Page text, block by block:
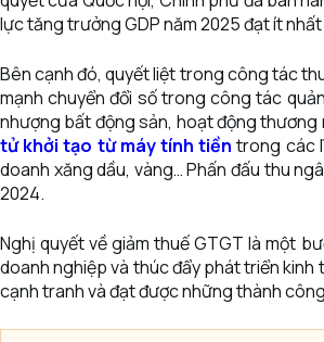
lực tăng trưởng GDP năm 2025 đạt ít nhất
Bên cạnh đó, quyết liệt trong công tác
mạnh chuyển đổi số trong công tác
nhượng bất động sản, hoạt động thương
tử khởi tạo từ máy tính tiền trong các
doanh xăng dầu, vàng… Phấn đấu thu
2024.
Nghị quyết về giảm thuế GTGT là một
doanh nghiệp và thúc đẩy phát triển
cạnh tranh và đạt được những thành